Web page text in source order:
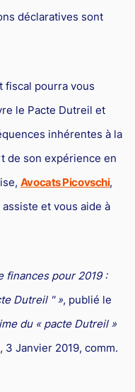
déclaratives sont
fiscal pourra vous
le Pacte Dutreil et
inhérentes à la
de son expérience en
Avocats Picovschi,
et vous aide à
finances pour 2019 :
Dutreil " », publié le
du « pacte Dutreil »
3 Janvier 2019, comm.